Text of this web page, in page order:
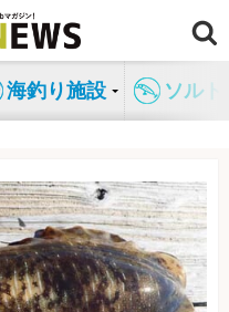
海釣り施設 ソル